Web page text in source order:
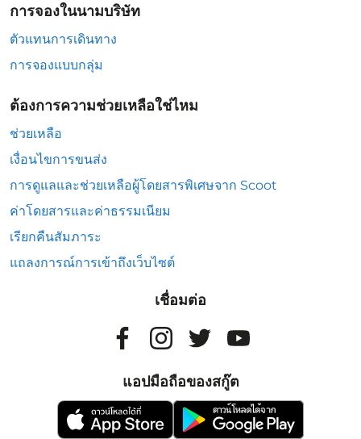
การจองในนามบริษัท
ตัวแทนการเดินทาง
การจองแบบกลุ่ม
ต้องการความช่วยเหลือใช่ไหม
ช่วยเหลือ
เงื่อนไขการขนส่ง
การดูแลและช่วยเหลือผู้โดยสารพิเศษจาก Scoot
ค่าโดยสารและค่าธรรมเนียม
เรียกคืนสัมภาระ
แถลงการณ์การเข้าถึงเว็บไซต์
เชื่อมต่อ
แอปมือถือของสกู๊ต